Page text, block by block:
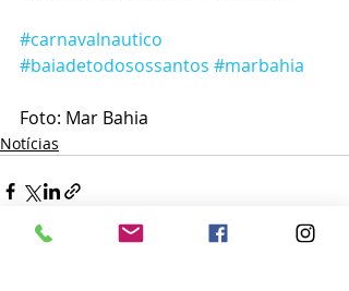
#carnavalnautico
#baiadetodosossantos #marbahia
Foto: Mar Bahia
Notícias